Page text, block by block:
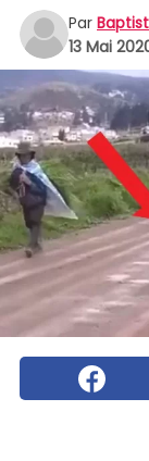
Par
13 Mai